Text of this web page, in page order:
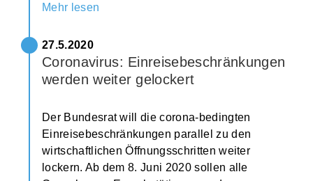
Mehr lesen
27.5.2020
Coronavirus: Einreisebeschränkungen
werden weiter gelockert
Der Bundesrat will die corona-bedingten
Einreisebeschränkungen parallel zu den
wirtschaftlichen Öffnungsschritten weiter
lockern. Ab dem 8. Juni 2020 sollen alle